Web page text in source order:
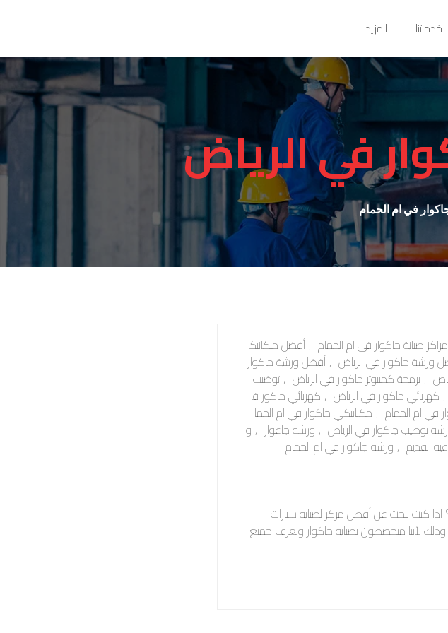
خدماتنا المزيد
في الرياض
في ام الحمام
صيانة جاكوار في ام الحمام ,أفضل ميكانيك
ورشة جاكوار في الرياض ,أفضل ورشة جاكوار
, برمجة كمبيوتر جاكوار في الرياض ,توضيب
, كهربائي جاكوار في الرياض , كهربائي جاكور ف
في ام الحمام , مكيانيكي جاكوار في ام الحما
توضيب جاكوار في الرياض , ورشة جاغوار , و
القديم , ورشة جاكوار في ام الحمام
كنت تبحث عن أفضل مركز لصيانة سيارات
لأننا متخصصون بصيانة جاكوار ونعرف جميع